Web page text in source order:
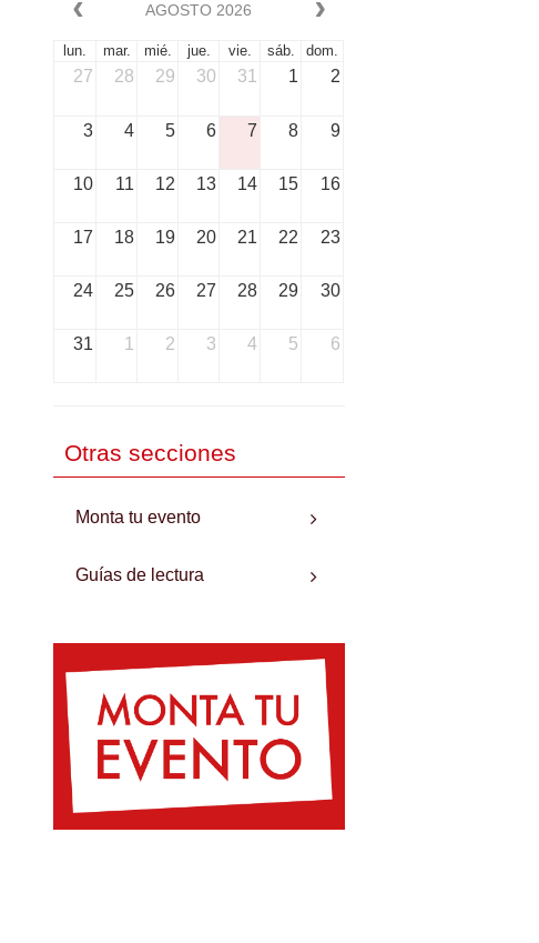
AGOSTO 2026
lun. mar. mié. jue. vie. sáb. dom.
27 28 29 30 31 1 2
3 4 5 6 7 8 9
10 11 12 13 14 15 16
17 18 19 20 21 22 23
24 25 26 27 28 29 30
31 1 2 3 4 5 6
Otras secciones
Monta tu evento
Guías de lectura